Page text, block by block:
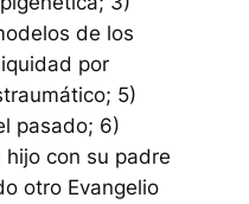
de los
por
5)
pasado; 6)
con su padre
otro Evangelio